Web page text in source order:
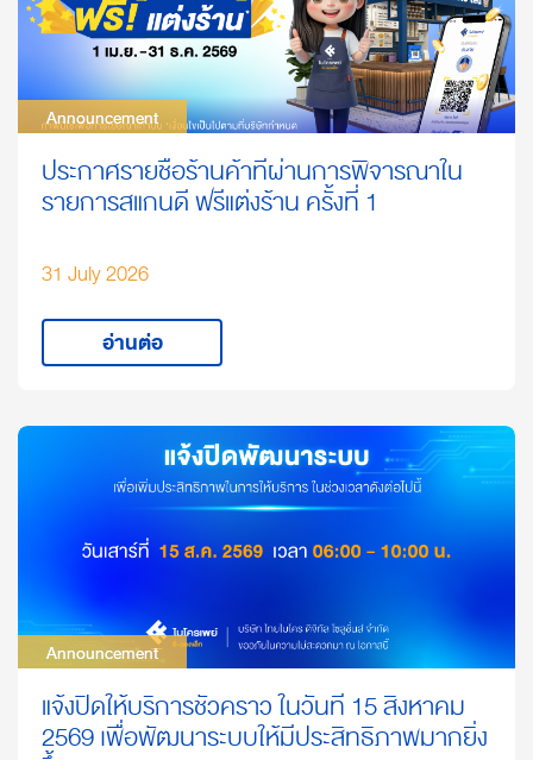
Announcement
Announcement
ประกาศรายชื่อร้านค้าที่ผ่านการพิจารณาใน
รายการสแกนดี ฟรีแต่งร้าน ครั้งที่ 1
31 July 2026
อ่านต่อ
Announcement
Announcement
แจ้งปิดให้บริการชั่วคราว ในวันที่ 15 สิงหาคม
2569 เพื่อพัฒนาระบบให้มีประสิทธิภาพมากยิ่ง